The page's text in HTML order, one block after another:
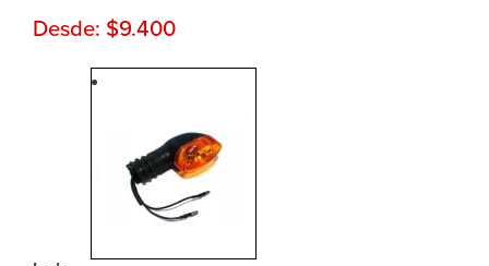
Desde: $9.400